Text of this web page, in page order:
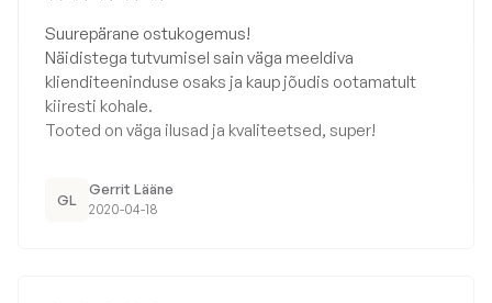
Suurepärane ostukogemus!
Näidistega tutvumisel sain väga meeldiva
klienditeeninduse osaks ja kaup jõudis ootamatult
kiiresti kohale.
Tooted on väga ilusad ja kvaliteetsed, super!
GL
Gerrit Lääne
2020-04-18